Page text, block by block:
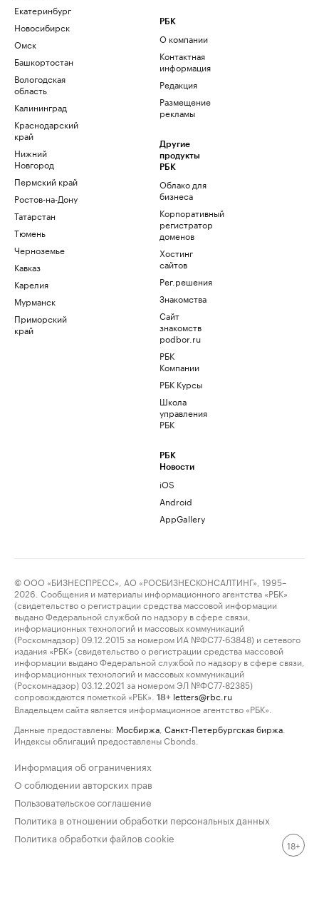
Екатеринбург
Новосибирск
Омск
Башкортостан
Вологодская
область
Калининград
Краснодарский
край
Нижний
Новгород
Пермский край
Ростов-на-Дону
Татарстан
Тюмень
Черноземье
Кавказ
Карелия
Мурманск
Приморский
край
РБК
О компании
Контактная
информация
Редакция
Размещение
рекламы
Другие
продукты
РБК
Облако для
бизнеса
Корпоративный
регистратор
доменов
Хостинг
сайтов
Рег.решения
Знакомства
Сайт
знакомств
podbor.ru
РБК
Компании
РБК Курсы
Школа
управления
РБК
РБК
Новости
iOS
Android
AppGallery
© ООО «БИЗНЕСПРЕСС», АО «РОСБИЗНЕСКОНСАЛТИНГ», 1995–
2026. Сообщения и материалы информационного агентства «РБК»
(свидетельство о регистрации средства массовой информации
выдано Федеральной службой по надзору в сфере связи,
информационных технологий и массовых коммуникаций
(Роскомнадзор) 09.12.2015 за номером ИА №ФС77-63848) и сетевого
издания «РБК» (свидетельство о регистрации средства массовой
информации выдано Федеральной службой по надзору в сфере связи,
информационных технологий и массовых коммуникаций
(Роскомнадзор) 03.12.2021 за номером ЭЛ №ФС77-82385)
сопровождаются пометкой «РБК».
18+ letters@rbc.ru
Владельцем сайта является информационное агентство «РБК».
Данные предоставлены: Мосбиржа Санкт-Петербургская биржа
Индексы облигаций предоставлены Cbonds.
Информация об ограничениях
О соблюдении авторских прав
Пользовательское соглашение
Политика в отношении обработки персональных данных
Политика обработки файлов cookie
18+